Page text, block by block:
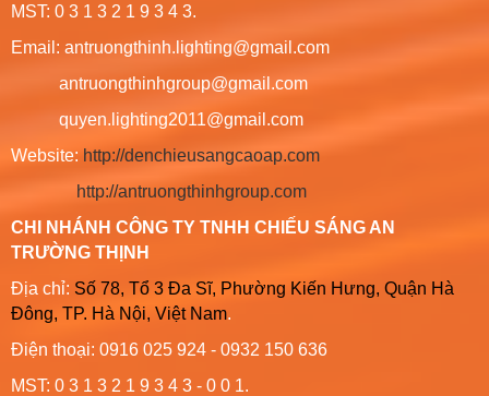
MST: 0 3 1 3 2 1 9 3 4 3.
Email: antruongthinh.lighting@gmail.com
antruongthinhgroup@gmail.com
quyen.lighting2011@gmail.com
Website: http://denchieusangcaoap.com
http://antruongthinhgroup.com
CHI NHÁNH CÔNG TY TNHH CHIẾU SÁNG AN
TRƯỜNG THỊNH
Địa chỉ: Số 78, Tổ 3 Đa Sĩ, Phường Kiến Hưng, Quận Hà
Đông, TP. Hà Nội, Việt Nam.
Điện thoại: 0916 025 924 - 0932 150 636
MST: 0 3 1 3 2 1 9 3 4 3 - 0 0 1.